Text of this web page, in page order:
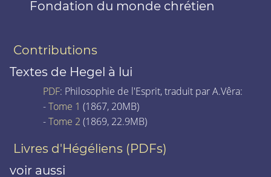
Fondation du monde chrétien
Contributions
Textes de Hegel à lui
PDF: Philosophie de l'Esprit, traduit par A.Vêra:
-Tome 1 (1867, 20MB)
-Tome 2 (1869, 22.9MB)
Livres d'Hégéliens (PDFs)
voir aussi